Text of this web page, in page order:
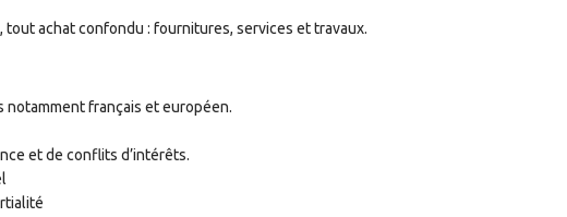
tout achat confondu : fournitures, services et travaux.
notamment français et européen.
et de conflits d’intérêts.